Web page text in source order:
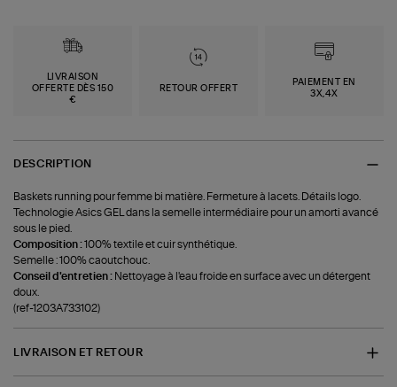
LIVRAISON
OFFERTE DÈS 150
€
RETOUR OFFERT
PAIEMENT EN
3X,4X
DESCRIPTION
Baskets running pour femme bi matière. Fermeture à lacets. Détails logo.
Technologie Asics GEL dans la semelle intermédiaire pour un amorti avancé
sous le pied.
Composition :100% textile et cuir synthétique.
Semelle : 100% caoutchouc.
Conseil d'entretien : Nettoyage à l'eau froide en surface avec un détergent
doux.
(ref-1203A733102)
LIVRAISON ET RETOUR